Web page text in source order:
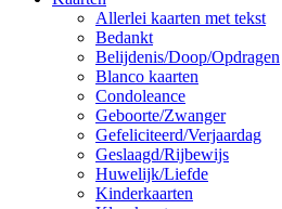
Allerlei kaarten met tekst
Bedankt
Belijdenis/Doop/Opdragen
Blanco kaarten
Condoleance
Geboorte/Zwanger
Gefeliciteerd/Verjaardag
Geslaagd/Rijbewijs
Huwelijk/Liefde
Kinderkaarten